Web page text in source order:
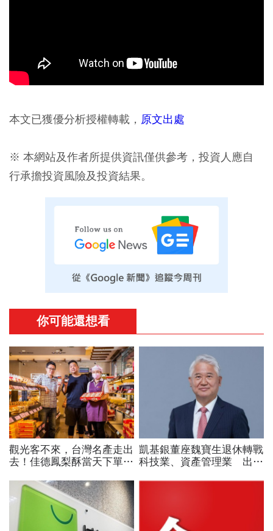
本文已獲優分析授權轉載， 原文出處
※ 本網站及作者所提供資訊僅供參考，投資人應自
行承擔投資風險及投資結果。